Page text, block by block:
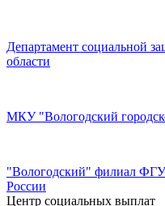
Департамент социальной
области
МКУ "Вологодский
"Вологодский" филиал
России
Центр социальных выплат